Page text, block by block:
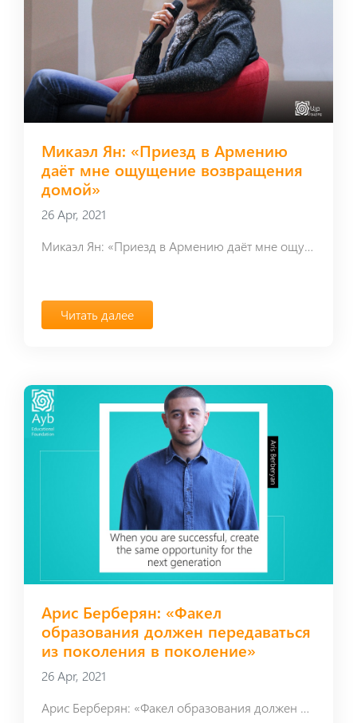
Микаэл Ян: «Приезд в Армению
даёт мне ощущение возвращения
домой»
26 Apr, 2021
Микаэл Ян: «Приезд в Армению даёт мне ощущение возвращения домой»
Читать далее
Арис Берберян: «Факел
образования должен передаваться
из поколения в поколение»
26 Apr, 2021
Арис Берберян: «Факел образования должен передаваться из поколения в поколение»